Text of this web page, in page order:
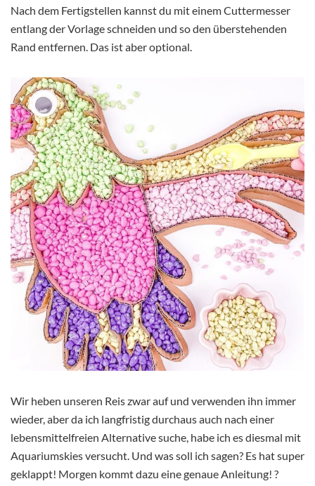
Nach dem Fertigstellen kannst du mit einem Cuttermesser
entlang der Vorlage schneiden und so den überstehenden
Rand entfernen. Das ist aber optional.
Wir heben unseren Reis zwar auf und verwenden ihn immer
wieder, aber da ich langfristig durchaus auch nach einer
lebensmittelfreien Alternative suche, habe ich es diesmal mit
Aquariumskies versucht. Und was soll ich sagen? Es hat super
geklappt! Morgen kommt dazu eine genaue Anleitung! ?